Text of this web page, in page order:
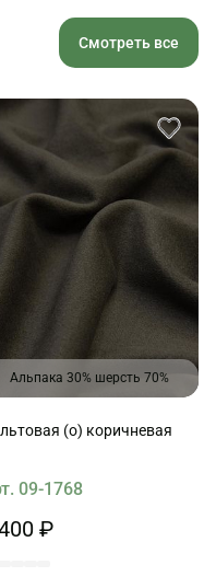
Смотреть все
Альпака 30% шерсть 70%
(о) коричневая
09-1768
₽